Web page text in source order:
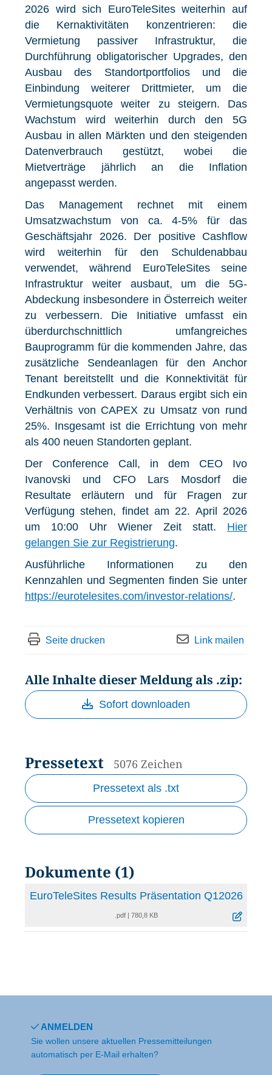
2026 wird sich EuroTeleSites weiterhin auf
die Kernaktivitäten konzentrieren: die
Vermietung passiver Infrastruktur, die
Durchführung obligatorischer Upgrades, den
Ausbau des Standortportfolios und die
Einbindung weiterer Drittmieter, um die
Vermietungsquote weiter zu steigern. Das
Wachstum wird weiterhin durch den 5G
Ausbau in allen Märkten und den steigenden
Datenverbrauch gestützt, wobei die
Mietverträge jährlich an die Inflation
angepasst werden.
Das Management rechnet mit einem
Umsatzwachstum von ca. 4-5% für das
Geschäftsjahr 2026. Der positive Cashflow
wird weiterhin für den Schuldenabbau
verwendet, während EuroTeleSites seine
Infrastruktur weiter ausbaut, um die 5G-
Abdeckung insbesondere in Österreich weiter
zu verbessern. Die Initiative umfasst ein
überdurchschnittlich umfangreiches
Bauprogramm für die kommenden Jahre, das
zusätzliche Sendeanlagen für den Anchor
Tenant bereitstellt und die Konnektivität für
Endkunden verbessert. Daraus ergibt sich ein
Verhältnis von CAPEX zu Umsatz von rund
25%. Insgesamt ist die Errichtung von mehr
als 400 neuen Standorten geplant.
Der Conference Call, in dem CEO Ivo
Ivanovski und CFO Lars Mosdorf die
Resultate erläutern und für Fragen zur
Verfügung stehen, findet am 22. April 2026
um 10:00 Uhr Wiener Zeit statt. Hier
gelangen Sie zur Registrierung.
Ausführliche Informationen zu den
Kennzahlen und Segmenten finden Sie unter
https://eurotelesites.com/investor-relations/.
Seite drucken Link mailen
Alle Inhalte dieser Meldung als .zip:
Sofort downloaden
Pressetext 5076 Zeichen
Pressetext als .txt
Pressetext kopieren
Dokumente (1)
EuroTeleSites Results Präsentation Q12026
.pdf| 780,8 KB
ANMELDEN
Sie wollen unsere aktuellen Pressemitteilungen
automatisch per E-Mail erhalten?